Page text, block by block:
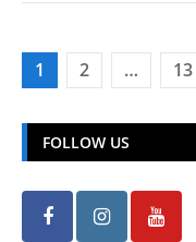
Posts
1 2 … 13
FOLLOW US